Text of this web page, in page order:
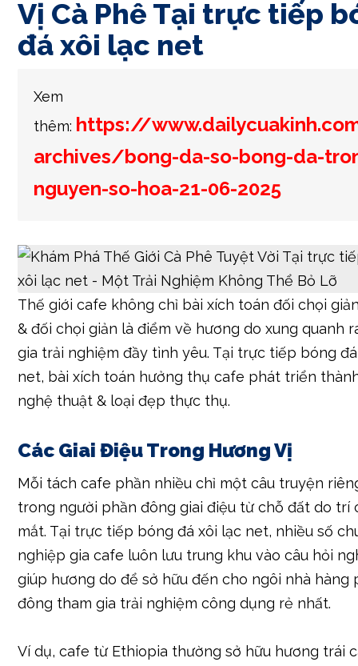
Vị Cà Phê Tại trực tiếp
đá xôi lạc net
Xem
thêm: https://
archives/bong-da-so-bong-da-
nguyen-so-hoa-21-06-2025
Thế giới cafe không chỉ bài xích toán đối chọi
& đối chọi giản là điểm về hương do xung quanh
gia trải nghiệm đầy tình yêu. Tại trực tiếp bóng
net, bài xích toán hưởng thụ cafe phát triển
nghệ thuật & loại đẹp thực thụ.
Các Giai Điệu Trong Hương Vị
Mỗi tách cafe phần nhiều chỉ một câu truyện
trong người phần đông giai điệu từ chỗ đất do trí
mắt. Tại trực tiếp bóng đá xôi lạc net, nhiều số
nghiệp gia cafe luôn lưu trung khu vào câu hỏi
giúp hương do để sở hữu đến cho ngôi nhà hàng
đông tham gia trải nghiệm công dụng rẻ nhất.
Ví dụ, cafe từ Ethiopia thường sở hữu hương trái